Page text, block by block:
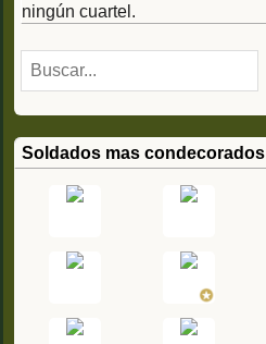
ningún cuartel.
Soldados mas condecorados